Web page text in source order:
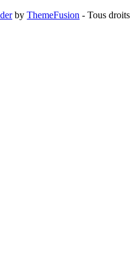
byThemeFusion - Tous droits